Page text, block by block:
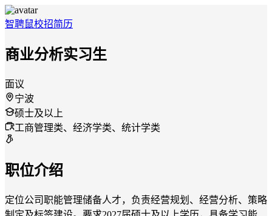
智聘鼠校招简历
商业分析实习生
面议
宁波
硕士及以上
工商管理类、经济学类、统计学类
职位介绍
定位公司职能管理储备人才，负责经营规划、经营分析、策略